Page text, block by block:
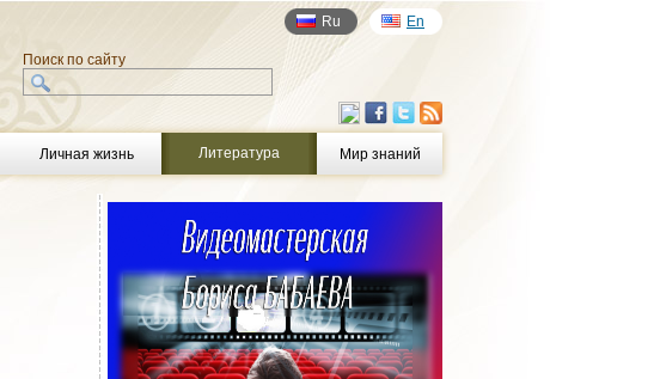
Ru En
Поиск по сайту
Личная жизнь Литература Мир знаний